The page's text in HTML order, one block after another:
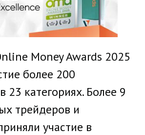
Money Awards 2025
более 200
23 категориях. Более 9
трейдеров и
участие в